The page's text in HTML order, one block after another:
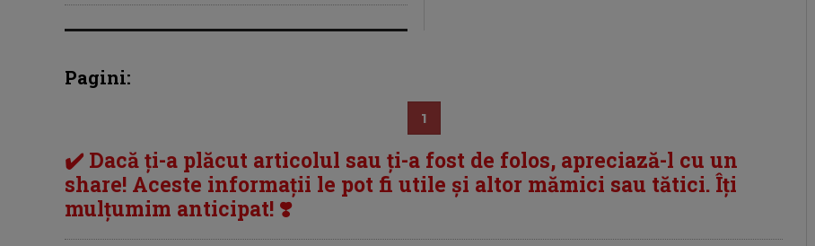
Pagini:
1
✔️ Dacă ți-a plăcut articolul sau ți-a fost de folos, apreciază-l cu un
share! Aceste informații le pot fi utile și altor mămici sau tătici. Îți
mulțumim anticipat! ❣️